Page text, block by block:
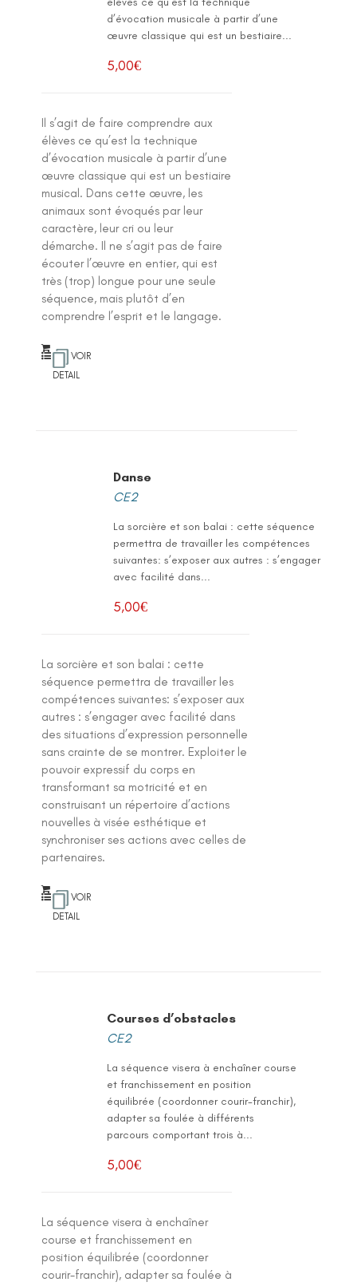
d’évocation musicale à partir d’une
œuvre classique qui est un bestiaire...
5,00€
Il s’agit de faire comprendre aux
élèves ce qu’est la technique
d’évocation musicale à partir d’une
œuvre classique qui est un bestiaire
musical. Dans cette œuvre, les
animaux sont évoqués par leur
caractère, leur cri ou leur
démarche. Il ne s’agit pas de faire
écouter l’œuvre en entier, qui est
très (trop) longue pour une seule
séquence, mais plutôt d’en
comprendre l’esprit et le langage.
VOIR
DETAIL
Danse
CE2
La sorcière et son balai : cette séquence
permettra de travailler les compétences
suivantes: s’exposer aux autres : s’engager
avec facilité dans...
5,00€
La sorcière et son balai : cette
séquence permettra de travailler les
compétences suivantes: s’exposer aux
autres : s’engager avec facilité dans
des situations d’expression personnelle
sans crainte de se montrer. Exploiter le
pouvoir expressif du corps en
transformant sa motricité et en
construisant un répertoire d’actions
nouvelles à visée esthétique et
synchroniser ses actions avec celles de
partenaires.
VOIR
DETAIL
Courses d’obstacles
CE2
La séquence visera à enchaîner course
et franchissement en position
équilibrée (coordonner courir-franchir),
adapter sa foulée à différents
parcours comportant trois à...
5,00€
La séquence visera à enchaîner
course et franchissement en
position équilibrée (coordonner
courir-franchir), adapter sa foulée à